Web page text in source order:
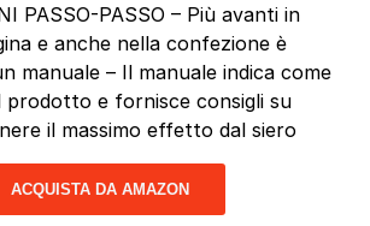
PASSO-PASSO – Più avanti in
e anche nella confezione è
manuale – Il manuale indica come
prodotto e fornisce consigli su
il massimo effetto dal siero
ACQUISTA DA AMAZON